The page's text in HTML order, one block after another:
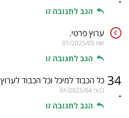
הגב לתגובה זו
ערוץ פרטי.
שמ 01/2025/05
הגב לתגובה זו
34
.
כל הכבוד למיכל וכל הכבוד לערוץ 11
בנצי 01/2025/04
הגב לתגובה זו